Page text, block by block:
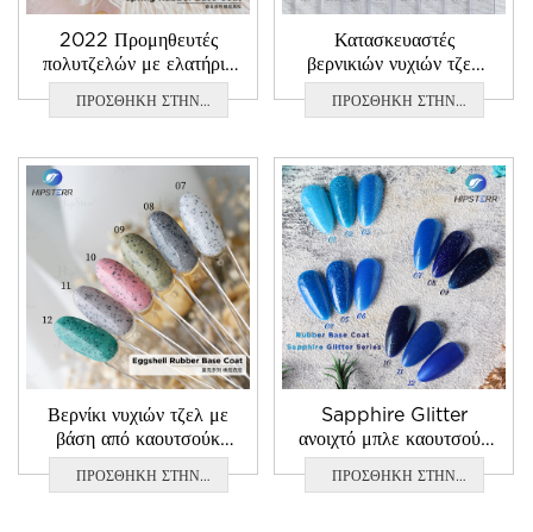
2022 Προμηθευτές
πολυτζελών με ελατήρια
βάσης καουτσούκ
ΠΡΟΣΘΗΚΗ ΣΤΗΝ
Κατασκευαστές
βερνικιών νυχιών τζελ
νυχιών Reflective
Nude Rubber Base
ΠΡΟΣΘΗΚΗ ΣΤΗΝ
Βερνίκι νυχιών τζελ με
βάση από καουτσούκ
Eggshell
ΠΡΟΣΘΗΚΗ ΣΤΗΝ
Sapphire Glitter
ανοιχτό μπλε καουτσούκ
Βάση
ΠΡΟΣΘΗΚΗ ΣΤΗΝ